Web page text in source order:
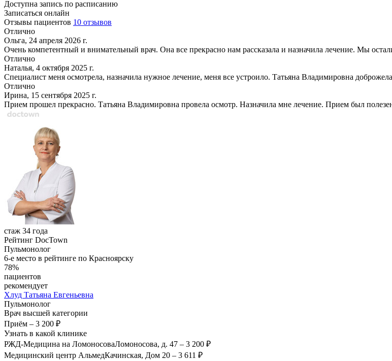
Доступна запись по расписанию
Записаться онлайн
Отзывы пациентов 10 отзывов
Отлично
Ольга, 24 апреля 2026 г.
Очень компетентный и внимательный врач. Она все прекрасно нам рассказала и назначила лечение. Мы
Отлично
Наталья, 4 октября 2025 г.
Специалист меня осмотрела, назначила нужное лечение, меня все устроило. Татьяна Владимировна
Отлично
Ирина, 15 сентября 2025 г.
Прием прошел прекрасно. Татьяна Владимировна провела осмотр. Назначила мне лечение. Прием был
стаж 34 года
Рейтинг DocTown
Пульмонолог
6-е место в рейтинге по Красноярску
78%
пациентов
рекомендует
Хлуд Татьяна Евгеньевна
Пульмонолог
Врач высшей категории
Приём – 3 200 ₽
Узнать в какой клинике
РЖД-Медицина на ЛомоносоваЛомоносова, д. 47 – 3 200 ₽
Медицинский центр АльмедКачинская, Дом 20 – 3 611 ₽